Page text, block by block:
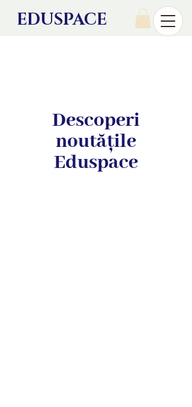
EDUSPACE
Descoperi
noutățile
Eduspace